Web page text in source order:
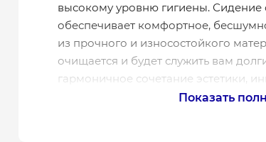
высокому уровню гигиены. Сидение
обеспечивает комфортное,
из прочного и износостойкого
очищается и будет служить вам
гармоничное сочетание эстетики,
TORNADO – новая система смыва
Показать